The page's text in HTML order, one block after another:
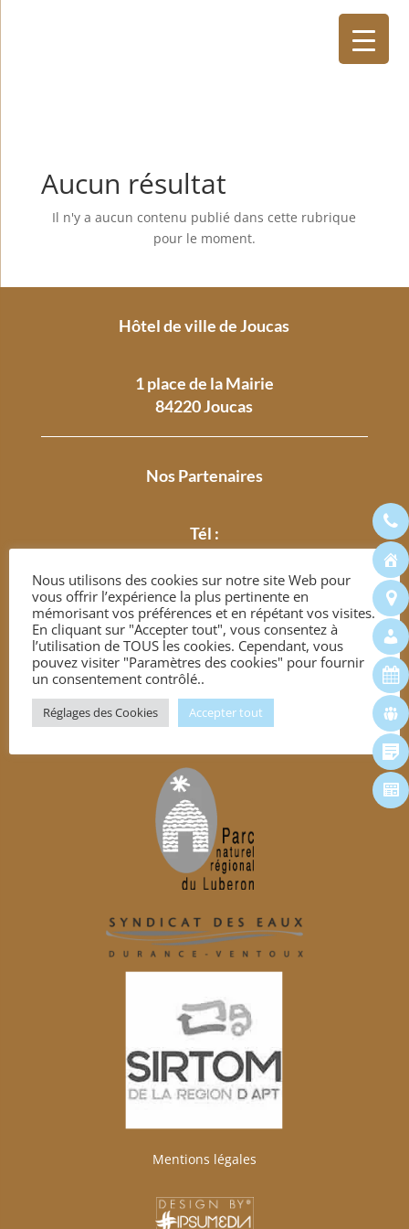
Aucun résultat
Il n'y a aucun contenu publié dans cette rubrique
pour le moment.
Hôtel de ville de Joucas
1 place de la Mairie
84220 Joucas
Nos Partenaires
Tél :
Mentions légales
Nous utilisons des cookies sur notre site Web pour
vous offrir l’expérience la plus pertinente en
mémorisant vos préférences et en répétant vos visites.
En cliquant sur "Accepter tout", vous consentez à
l’utilisation de TOUS les cookies. Cependant, vous
pouvez visiter "Paramètres des cookies" pour fournir
un consentement contrôlé..
Réglages des Cookies Accepter tout